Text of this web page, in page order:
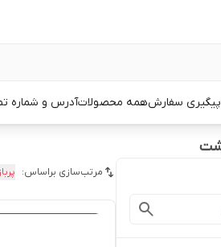
پیگیری سفارشهمه محصولاتآدرس و شماره
مرتب‌سازی براساس: